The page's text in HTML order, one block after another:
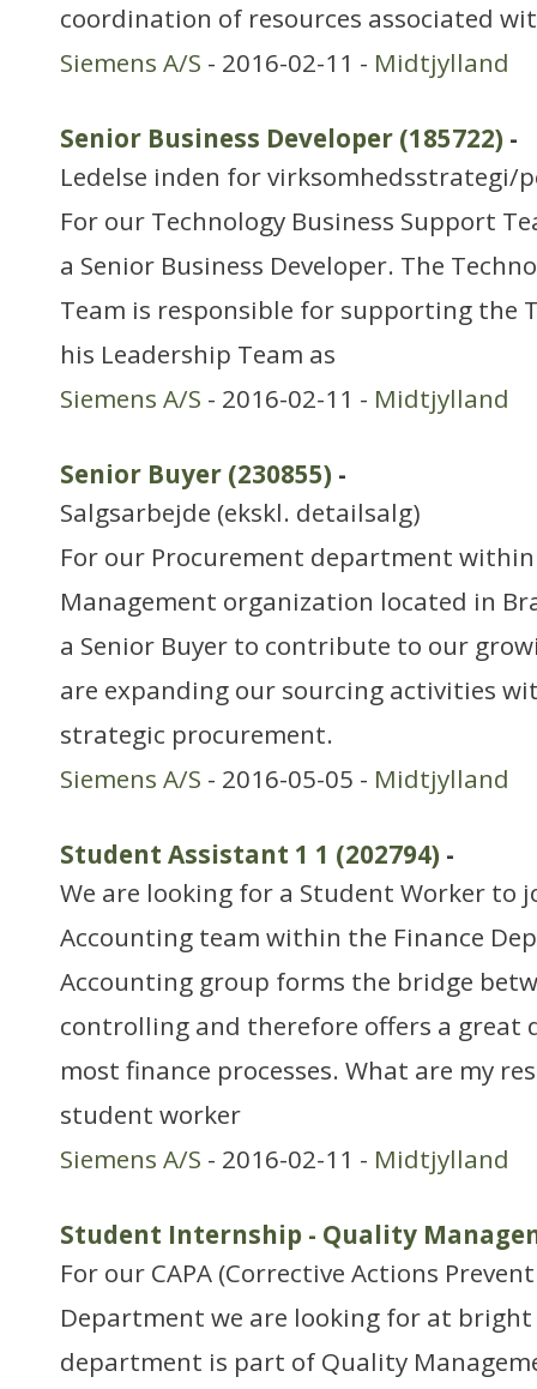
coordination of resources associated
Siemens A/S - 2016-02-11 - Midtjylland
Senior Business Developer (185722) -
Ledelse inden for virksomhedsstrategi/
For our Technology Business Support
a Senior Business Developer. The
Team is responsible for supporting the
his Leadership Team as
Siemens A/S - 2016-02-11 - Midtjylland
Senior Buyer (230855) -
Salgsarbejde (ekskl. detailsalg)
For our Procurement department
Management organization located in
a Senior Buyer to contribute to our
are expanding our sourcing activities
strategic procurement.
Siemens A/S - 2016-05-05 - Midtjylland
Student Assistant 1 1 (202794) -
We are looking for a Student Worker to
Accounting team within the Finance
Accounting group forms the bridge
controlling and therefore offers a great
most finance processes. What are my
student worker
Siemens A/S - 2016-02-11 - Midtjylland
Student Internship - Quality
For our CAPA (Corrective Actions
Department we are looking for at bright
department is part of Quality